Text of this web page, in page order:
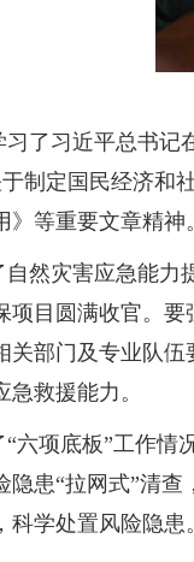
习了习近平总书记
制定国民经济和
等重要文章精神。
自然灾害应急能力
项目圆满收官。
关部门及专业队
救援能力。
“六项底板”工作情
隐患“拉网式”清
科学处置风险隐